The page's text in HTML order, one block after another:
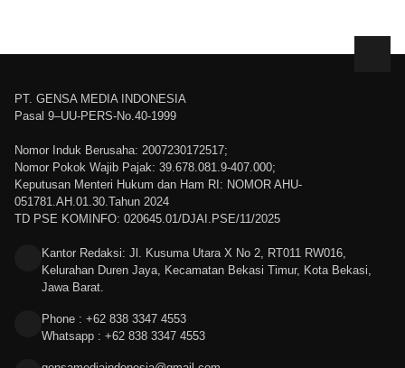
PT. GENSA MEDIA INDONESIA
Pasal 9–UU-PERS-No.40-1999
Nomor Induk Berusaha: 2007230172517;
Nomor Pokok Wajib Pajak: 39.678.081.9-407.000;
Keputusan Menteri Hukum dan Ham RI: NOMOR AHU-
051781.AH.01.30.Tahun 2024
TD PSE KOMINFO: 020645.01/DJAI.PSE/11/2025
Kantor Redaksi: Jl. Kusuma Utara X No 2, RT011 RW016,
Kelurahan Duren Jaya, Kecamatan Bekasi Timur, Kota Bekasi,
Jawa Barat.
Phone : +62 838 3347 4553
Whatsapp : +62 838 3347 4553